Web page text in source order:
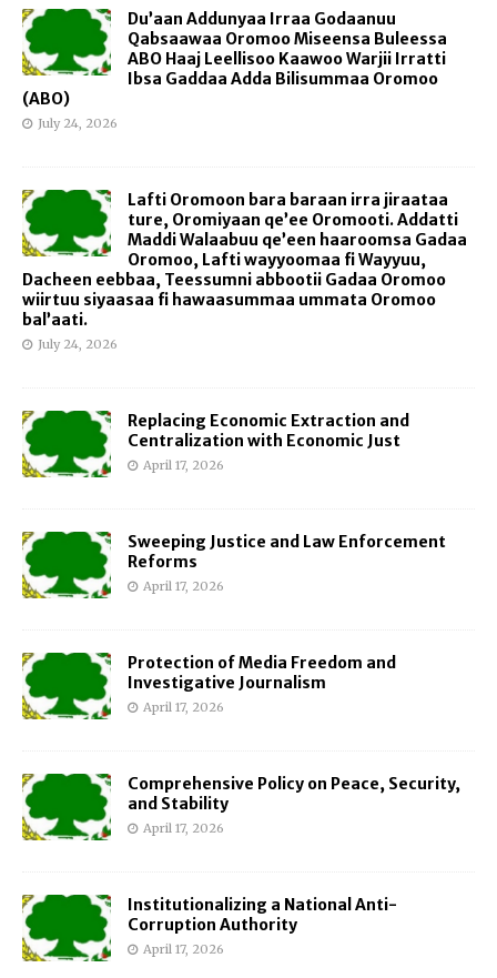
Du’aan Addunyaa Irraa Godaanuu
Qabsaawaa Oromoo Miseensa Buleessa
ABO Haaj Leellisoo Kaawoo Warjii Irratti
Ibsa Gaddaa Adda Bilisummaa Oromoo
(ABO)
July 24, 2026
Lafti Oromoon bara baraan irra jiraataa
ture, Oromiyaan qe’ee Oromooti. Addatti
Maddi Walaabuu qe’een haaroomsa Gadaa
Oromoo, Lafti wayyoomaa fi Wayyuu,
Dacheen eebbaa, Teessumni abbootii Gadaa Oromoo
wiirtuu siyaasaa fi hawaasummaa ummata Oromoo
bal’aati.
July 24, 2026
Replacing Economic Extraction and
Centralization with Economic Just
April 17, 2026
Sweeping Justice and Law Enforcement
Reforms
April 17, 2026
Protection of Media Freedom and
Investigative Journalism
April 17, 2026
Comprehensive Policy on Peace, Security,
and Stability
April 17, 2026
Institutionalizing a National Anti-
Corruption Authority
April 17, 2026